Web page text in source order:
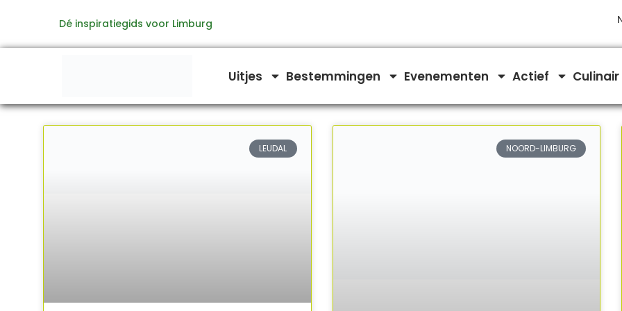
de
Dé inspiratiegids voor Limburg
Uitjes Bestemmingen Evenementen Actief Culinair
LEUDAL NOORD-LIMBURG